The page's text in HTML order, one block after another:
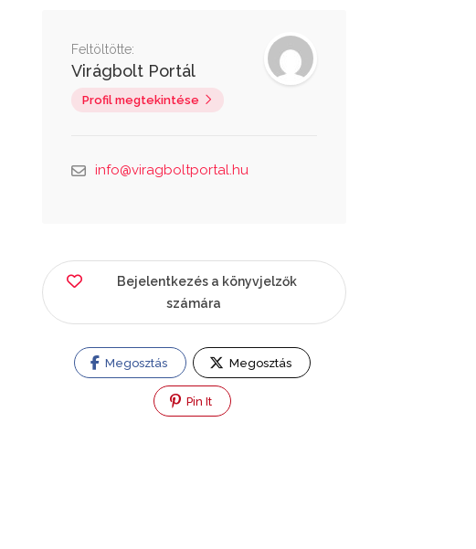
Feltöltötte:
Virágbolt Portál
Profil megtekintése
info@viragboltportal.hu
Bejelentkezés a könyvjelzők
számára
Megosztás Megosztás
Pin It